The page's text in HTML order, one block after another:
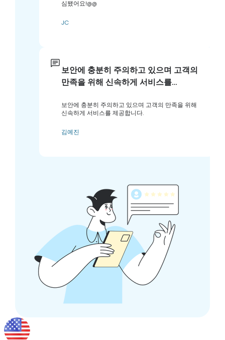
심됐어요!@@
JC
보안에 충분히 주의하고 있으며 고객의
만족을 위해 신속하게 서비스를…
보안에 충분히 주의하고 있으며 고객의 만족을 위해
신속하게 서비스를 제공합니다.
김예진